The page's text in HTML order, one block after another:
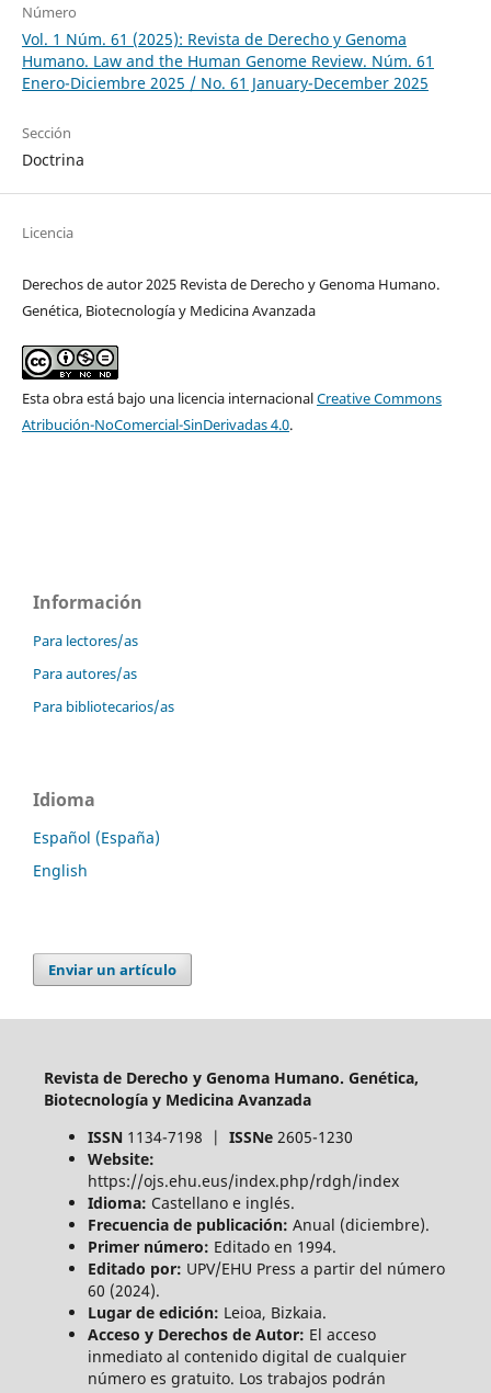
Número
Vol. 1 Núm. 61 (2025): Revista de Derecho y Genoma
Humano. Law and the Human Genome Review. Núm. 61
Enero-Diciembre 2025 / No. 61 January-December 2025
Sección
Doctrina
Licencia
Derechos de autor 2025 Revista de Derecho y Genoma Humano.
Genética, Biotecnología y Medicina Avanzada
Esta obra está bajo una licencia internacionalCreative Commons
Atribución-NoComercial-SinDerivadas 4.0.
Información
Para lectores/as
Para autores/as
Para bibliotecarios/as
Idioma
Español (España)
English
Enviar un artículo
Revista de Derecho y Genoma Humano. Genética,
Biotecnología y Medicina Avanzada
ISSN1134-7198 | ISSNe2605-1230
Website:
https://ojs.ehu.eus/index.php/rdgh/index
Idioma: Castellano e inglés.
Frecuencia de publicación: Anual (diciembre).
Primer número: Editado en 1994.
Editado por: UPV/EHU Press a partir del número
60 (2024).
Lugar de edición: Leioa, Bizkaia.
Acceso y Derechos de Autor: El acceso
inmediato al contenido digital de cualquier
número es gratuito. Los trabajos podrán